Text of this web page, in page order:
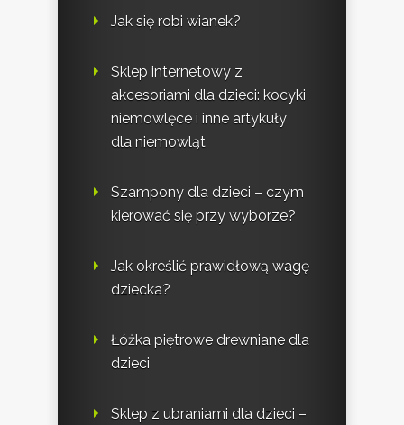
Jak się robi wianek?
Sklep internetowy z
akcesoriami dla dzieci: kocyki
niemowlęce i inne artykuły
dla niemowląt
Szampony dla dzieci – czym
kierować się przy wyborze?
Jak określić prawidłową wagę
dziecka?
Łóżka piętrowe drewniane dla
dzieci
Sklep z ubraniami dla dzieci –